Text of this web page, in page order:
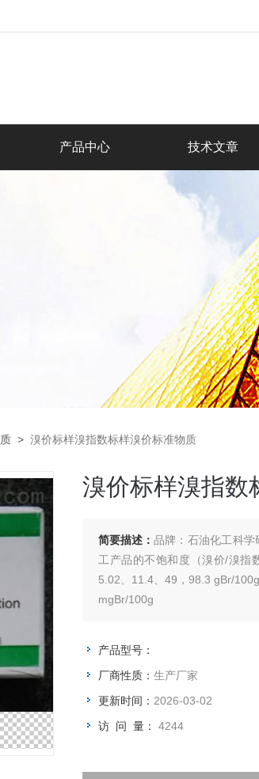
产品中心 技术文章
> 溴价标样溴指数标样溴价标准物质
溴价标样溴指数
简要描述： 品牌：石油化工科
工产品的不饱和度（溴价/溴指数）。描述： 【溴价测定用标准物
5.02、11.4、49，98.3 gBr/
mgBr/100g
产品型号：
厂商性质： 生产厂家
更新时间： 2026-03-02
访 问 量： 4244